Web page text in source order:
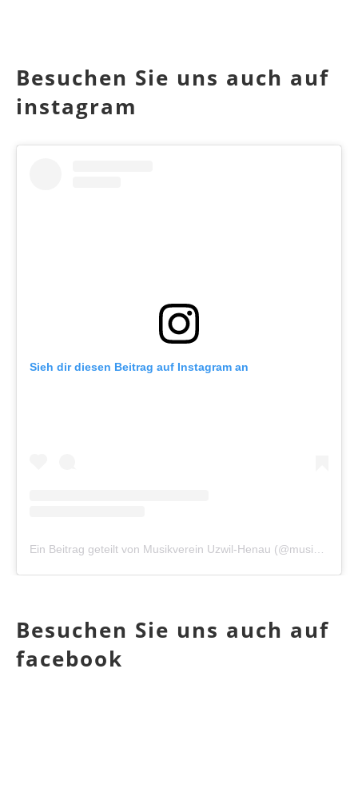
Besuchen Sie uns auch auf
instagram
Sieh dir diesen Beitrag auf Instagram an
Besuchen Sie uns auch auf
facebook